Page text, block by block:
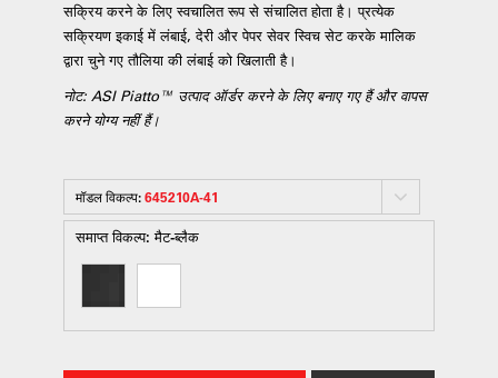
सक्रिय करने के लिए स्वचालित रूप से संचालित होता है। प्रत्येक
सक्रियण इकाई में लंबाई, देरी और पेपर सेवर स्विच सेट करके मालिक
द्वारा चुने गए तौलिया की लंबाई को खिलाती है।
नोट: ASI Piatto™ उत्पाद ऑर्डर करने के लिए बनाए गए हैं और वापस
करने योग्य नहीं हैं।
मॉडल विकल्प:645210A-41
समाप्त विकल्प:मैट-ब्लैक